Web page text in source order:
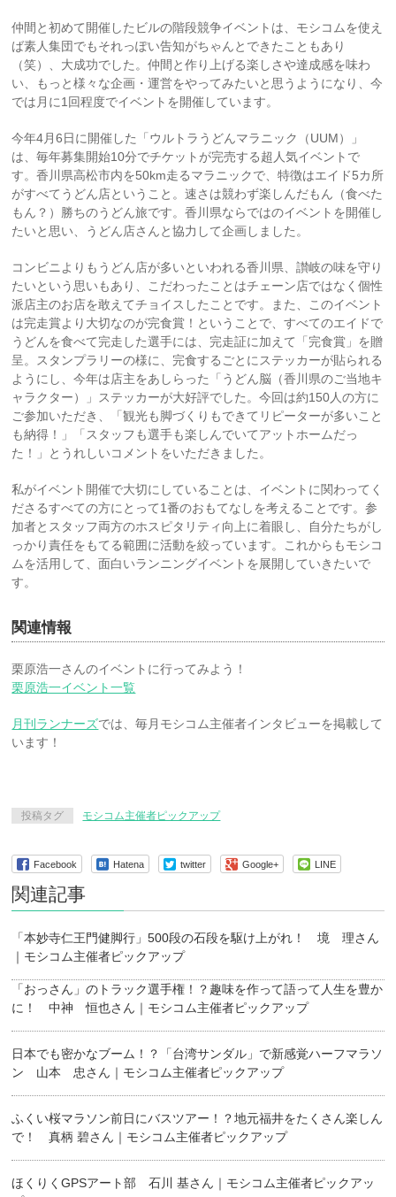
仲間と初めて開催したビルの階段競争イベントは、モシコムを使え
ば素人集団でもそれっぽい告知がちゃんとできたこともあり
（笑）、大成功でした。仲間と作り上げる楽しさや達成感を味わ
い、もっと様々な企画・運営をやってみたいと思うようになり、今
では月に1回程度でイベントを開催しています。
今年4月6日に開催した「ウルトラうどんマラニック（UUM）」
は、毎年募集開始10分でチケットが完売する超人気イベントで
す。香川県高松市内を50km走るマラニックで、特徴はエイド5カ所
がすべてうどん店ということ。速さは競わず楽しんだもん（食べた
もん？）勝ちのうどん旅です。香川県ならではのイベントを開催し
たいと思い、うどん店さんと協力して企画しました。
コンビニよりもうどん店が多いといわれる香川県、讃岐の味を守り
たいという思いもあり、こだわったことはチェーン店ではなく個性
派店主のお店を敢えてチョイスしたことです。また、このイベント
は完走賞より大切なのが完食賞！ということで、すべてのエイドで
うどんを食べて完走した選手には、完走証に加えて「完食賞」を贈
呈。スタンプラリーの様に、完食するごとにステッカーが貼られる
ようにし、今年は店主をあしらった「うどん脳（香川県のご当地キ
ャラクター）」ステッカーが大好評でした。今回は約150人の方に
ご参加いただき、「観光も脚づくりもできてリピーターが多いこと
も納得！」「スタッフも選手も楽しんでいてアットホームだっ
た！」とうれしいコメントをいただきました。
私がイベント開催で大切にしていることは、イベントに関わってく
ださるすべての方にとって1番のおもてなしを考えることです。参
加者とスタッフ両方のホスピタリティ向上に着眼し、自分たちがし
っかり責任をもてる範囲に活動を絞っています。これからもモシコ
ムを活用して、面白いランニングイベントを展開していきたいで
す。
関連情報
栗原浩一さんのイベントに行ってみよう！
栗原浩一イベント一覧
月刊ランナーズでは、毎月モシコム主催者インタビューを掲載して
います！
投稿タグ モシコム主催者ピックアップ
Facebook Hatena twitter Google+ LINE
関連記事
「本妙寺仁王門健脚行」500段の石段を駆け上がれ！ 境 理さん
｜モシコム主催者ピックアップ
「おっさん」のトラック選手権！？趣味を作って語って人生を豊か
に！ 中神 恒也さん｜モシコム主催者ピックアップ
日本でも密かなブーム！？「台湾サンダル」で新感覚ハーフマラソ
ン 山本 忠さん｜モシコム主催者ピックアップ
ふくい桜マラソン前日にバスツアー！？地元福井をたくさん楽しん
で！ 真柄 碧さん｜モシコム主催者ピックアップ
ほくりくGPSアート部 石川 基さん｜モシコム主催者ピックアッ